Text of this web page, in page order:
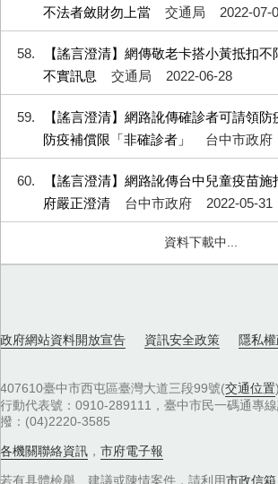
不法者斂財勿上當
交通局 2022-07-
58
【謠言澄清】網傳敬老卡搭小黃抵扣
不實訊息
交通局 2022-06-28
59
【謠言澄清】網路訛傳確診者可請領防
防疫補償限「非確診者」
台中市政府
60
【謠言澄清】網路訛傳台中兒童疫苗
府嚴正澄清
台中市政府 2022-05-31
資料下載中...
政府網站資料開放宣告 資訊安全政策 隱私
407610臺中市西屯區臺灣大道三段99號(交通位置
行動代表號：0910-289111，臺中市民一碼通專
撥：(04)2220-3585
各機關聯絡資訊 ， 市府電子報
若有具體檢舉、建議或陳情案件，請利用市政信箱